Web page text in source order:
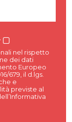
nel rispetto
dei dati
Europeo
679, il d.lgs.
e
previste al